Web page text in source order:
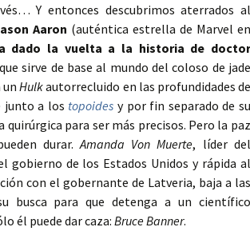
Y entonces descubrimos aterrados al
Aaron (auténtica estrella de Marvel en
dado la vuelta a la historia de doctor
sirve de base al mundo del coloso de jade
unHulkautorrecluido en las profundidades de
junto a los topoides y por fin separado de su
quirúrgica para ser más precisos. Pero la paz
durar.Amanda Von Muerte, líder del
gobierno de los Estados Unidos y rápida al
con el gobernante de Latveria, baja a las
busca para que detenga a un científico
él puede dar caza:Bruce Banner.